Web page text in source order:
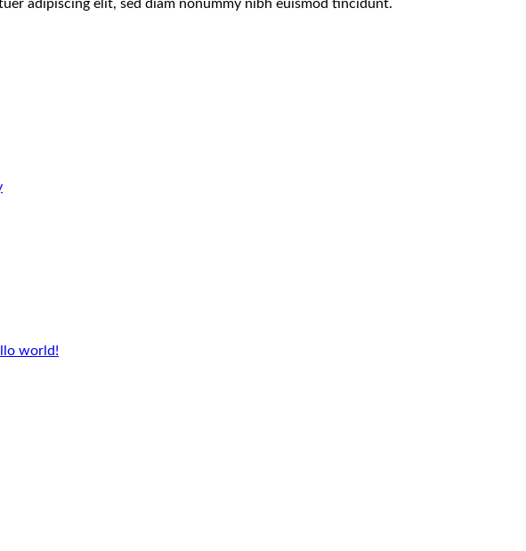
adipiscing elit, sed diam nonummy nibh euismod tincidunt.
world!